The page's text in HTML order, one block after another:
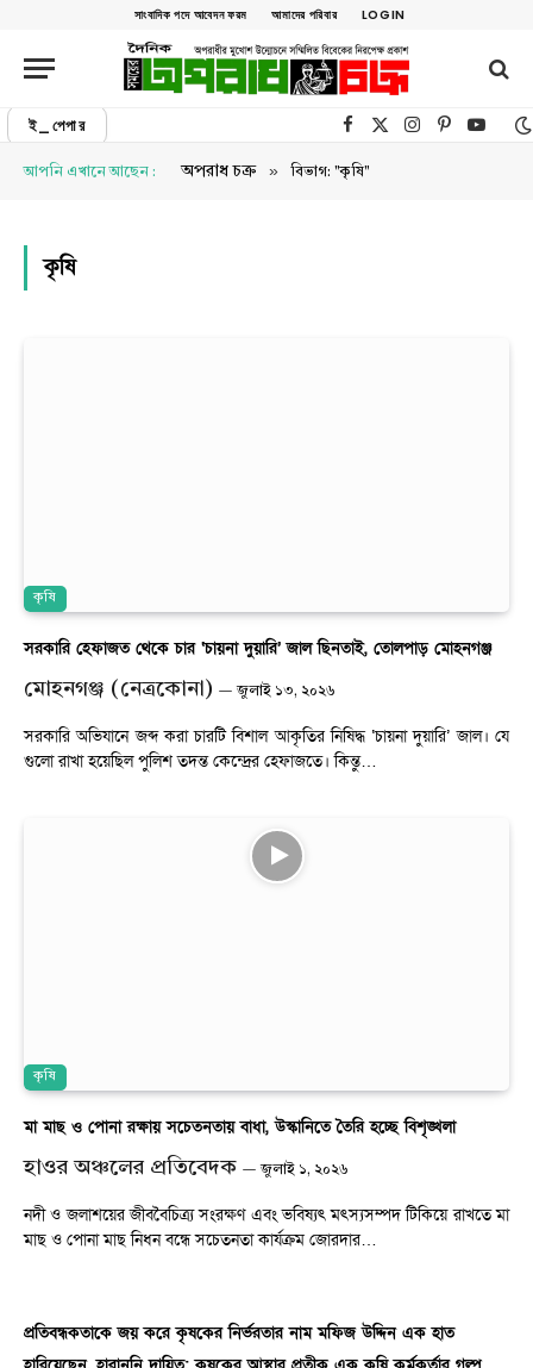
সাংবাদিক পদে আবেদন ফরম আমাদের পরিবার LOGIN
ই_পেপার Facebook
X (Twitter)Instagram
Pinterest
আপনি এখানে আছেন : অপরাধ চক্র » বিভাগ: "কৃষি"
কৃষি
কৃষি
সরকারি হেফাজত থেকে চার ‘চায়না দুয়ারি’ জাল ছিনতাই, তোলপাড় মোহনগঞ্জ
মোহনগঞ্জ (নেত্রকোনা) জুলাই ১৩, ২০২৬
সরকারি অভিযানে জব্দ করা চারটি বিশাল আকৃতির নিষিদ্ধ ‘চায়না দুয়ারি’ জাল। যে
গুলো রাখা হয়েছিল পুলিশ তদন্ত কেন্দ্রের হেফাজতে। কিন্তু…
কৃষি
মা মাছ ও পোনা রক্ষায় সচেতনতায় বাধা, উস্কানিতে তৈরি হচ্ছে বিশৃঙ্খলা
হাওর অঞ্চলের প্রতিবেদক জুলাই ১, ২০২৬
নদী ও জলাশয়ের জীববৈচিত্র্য সংরক্ষণ এবং ভবিষ্যৎ মৎস্যসম্পদ টিকিয়ে রাখতে মা
মাছ ও পোনা মাছ নিধন বন্ধে সচেতনতা কার্যক্রম জোরদার…
প্রতিবন্ধকতাকে জয় করে কৃষকের নির্ভরতার নাম মফিজ উদ্দিন এক হাত